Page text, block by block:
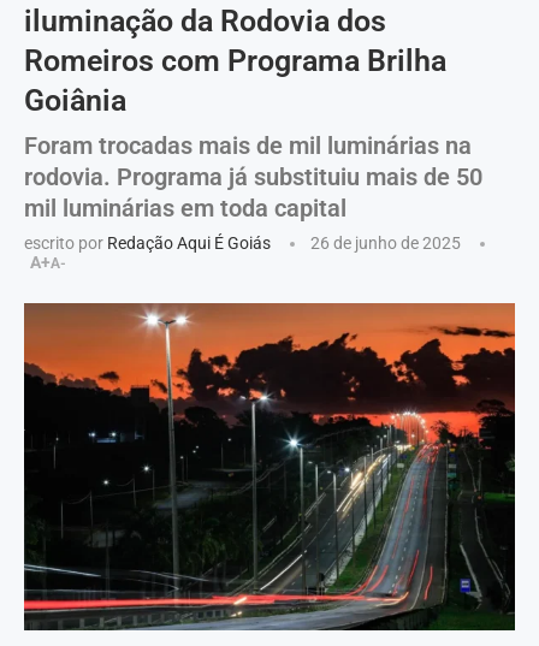
iluminação da Rodovia dos
Romeiros com Programa Brilha
Goiânia
Foram trocadas mais de mil luminárias na
rodovia. Programa já substituiu mais de 50
mil luminárias em toda capital
escrito por Redação Aqui É Goiás
26 de junho de 2025
A+A-